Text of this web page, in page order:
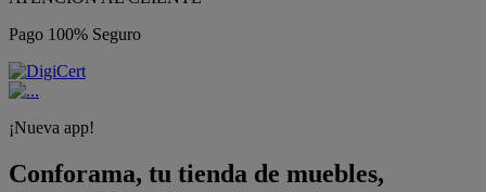
Descubre nuestra amplia variedad de estilos en cualquier
para tu hogar,
espacio en el que vives gracias a nuestros
habitaciones,
escritorio. Además, podrás decorar tu casa con multitud de
artículos, tener el mejor ocio con los productos de
y aprovechar tu
en las épocas de buen tiempo. Conforama
realiza elservicio de envío a domicilio como recogida en tienda.